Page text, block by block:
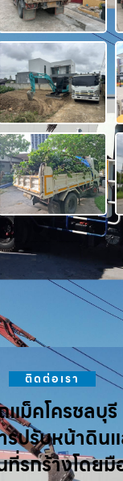
ติดต่อเรา
แม็คโครชลบุรี
รปรับหน้าดิน
ที่รกร้างโดย